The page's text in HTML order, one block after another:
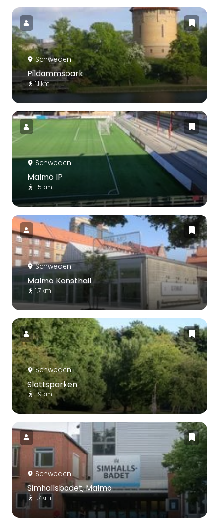
Schweden
Pildammspark
1.1 km
Schweden
Malmö IP
1.5 km
Schweden
Malmö Konsthall
1.7 km
Schweden
Slottsparken
1.9 km
Schweden
Simhallsbadet, Malmö
1.7 km